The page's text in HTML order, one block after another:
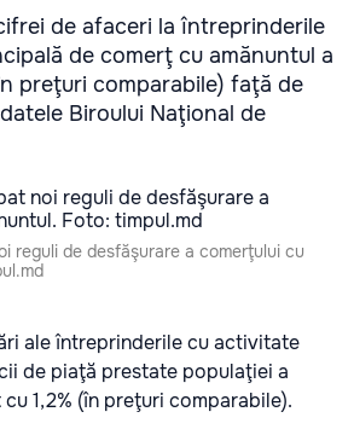
de afaceri la întreprinderile
de comerţ cu amănuntul a
preţuri comparabile) faţă de
Biroului Naţional de
reguli de desfăşurare a comerţului cu
ale întreprinderile cu activitate
de piaţă prestate populaţiei a
1,2% (în preţuri comparabile).